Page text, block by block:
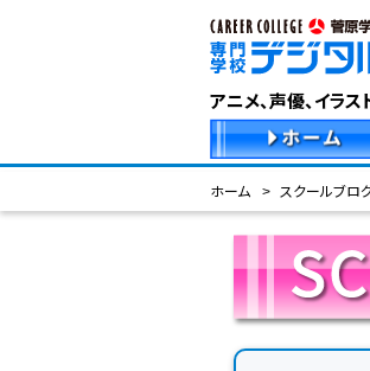
アニメ、声優、イラ
ホーム スクールブロ